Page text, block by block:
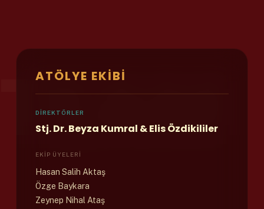
TEAM
ATÖLYE EKIBI
DIREKTÖRLER
Stj. Dr. Beyza Kumral & Elis Özdikililer
EKIP ÜYELERI
Hasan Salih Aktaş
Özge Baykara
Zeynep Nihal Ataş